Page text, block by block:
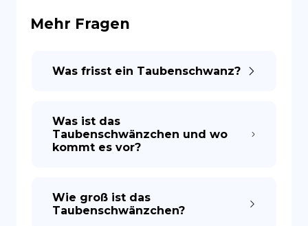
ES
Mehr Fragen
Was frisst ein Taubenschwanz?
Was ist das
Taubenschwänzchen und wo
kommt es vor?
Wie groß ist das
Taubenschwänzchen?